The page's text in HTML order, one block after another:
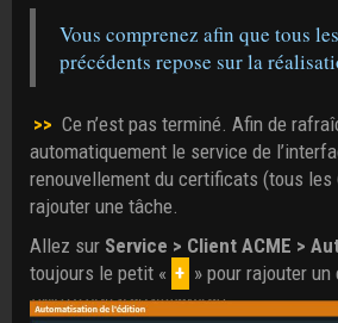
Vous comprenez afin que tous
précédents repose sur la
>> Ce n’est pas terminé. Afin de
automatiquement le service de
renouvellement du certificats (tous les
rajouter une tâche.
Allez sur Service > Client ACME >
toujours le petit « + » pour rajouter un